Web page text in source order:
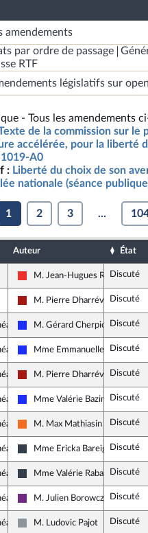
amendements
par ordre de passage
RTF
législatifs sur
- Tous les amendements
de la commission sur le
accélérée, pour la liberté
1019-A0
: Liberté du choix de son
nationale (séance
1 2 3 ...
Auteur État
La France insoumise
M. Jean-Hugues Ratenon
Discuté
Gauche démocrate et
M. Pierre DharrévilleDiscuté
2
Les Républicains
M. Gérard CherpionDiscuté
2
Les Républicains
Mme Emmanuelle Anthoine
Discuté
2
Gauche démocrate et
M. Pierre DharrévilleDiscuté
2
Les Républicains
Mme Valérie Bazin-Malgras
Discuté
2
Mouvement Démocrate et
M. Max Mathiasin Discuté
2
Nouvelle Gauche
Mme Ericka BareigtsDiscuté
2
Nouvelle Gauche
Mme Valérie RabaultDiscuté
5
La République en Marche
M. Julien BorowczykDiscuté
6
Non inscrit
M. Ludovic Pajot Discuté